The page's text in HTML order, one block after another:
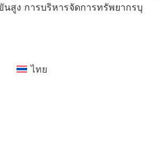
สูง การบริหารจัดการทรัพยากรบุ
ไทย